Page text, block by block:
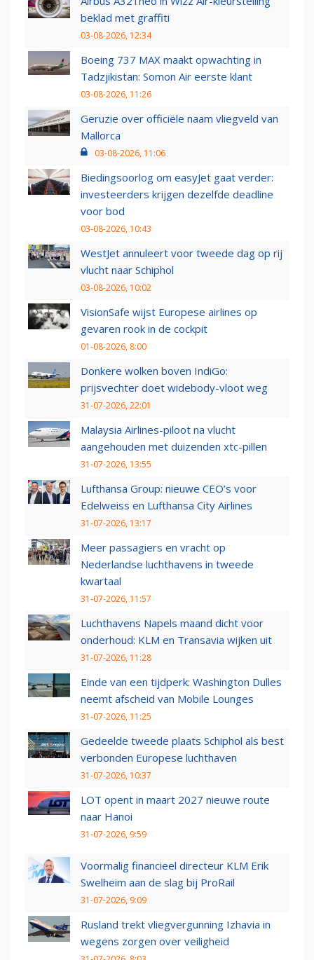
beklad met graffiti
03-08-2026, 12:34
Boeing 737 MAX maakt opwachting in
Tadzjikistan: Somon Air eerste klant
03-08-2026, 11:26
Geruzie over officiële naam vliegveld van
Mallorca
03-08-2026, 11:06
Biedingsoorlog om easyJet gaat verder:
investeerders krijgen dezelfde deadline
voor bod
03-08-2026, 10:43
WestJet annuleert voor tweede dag op rij
vlucht naar Schiphol
03-08-2026, 10:02
VisionSafe wijst Europese airlines op
gevaren rook in de cockpit
01-08-2026, 8:00
Donkere wolken boven IndiGo:
prijsvechter doet widebody-vloot weg
31-07-2026, 22:01
Malaysia Airlines-piloot na vlucht
aangehouden met duizenden xtc-pillen
31-07-2026, 13:55
Lufthansa Group: nieuwe CEO’s voor
Edelweiss en Lufthansa City Airlines
31-07-2026, 13:17
Meer passagiers en vracht op
Nederlandse luchthavens in tweede
kwartaal
31-07-2026, 11:57
Luchthavens Napels maand dicht voor
onderhoud: KLM en Transavia wijken uit
31-07-2026, 11:28
Einde van een tijdperk: Washington Dulles
neemt afscheid van Mobile Lounges
31-07-2026, 11:25
Gedeelde tweede plaats Schiphol als best
verbonden Europese luchthaven
31-07-2026, 10:37
LOT opent in maart 2027 nieuwe route
naar Hanoi
31-07-2026, 9:59
Voormalig financieel directeur KLM Erik
Swelheim aan de slag bij ProRail
31-07-2026, 9:09
Rusland trekt vliegvergunning Izhavia in
wegens zorgen over veiligheid